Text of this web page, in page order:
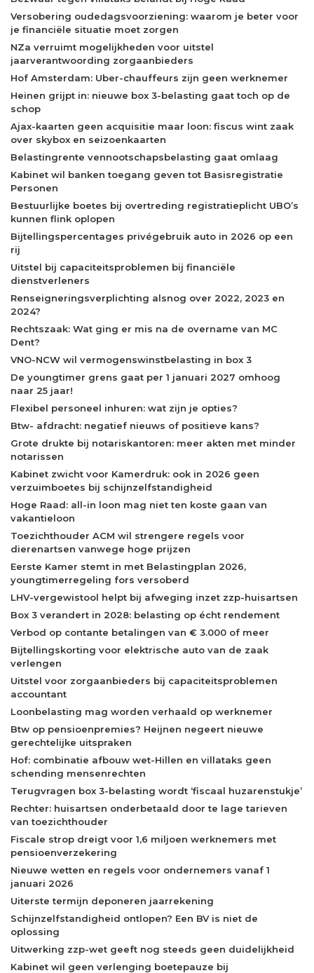
Versobering oudedagsvoorziening: waarom je beter voor
je financiële situatie moet zorgen
NZa verruimt mogelijkheden voor uitstel
jaarverantwoording zorgaanbieders
Hof Amsterdam: Uber-chauffeurs zijn geen werknemer
Heinen grijpt in: nieuwe box 3-belasting gaat toch op de
schop
Ajax-kaarten geen acquisitie maar loon: fiscus wint zaak
over skybox en seizoenkaarten
Belastingrente vennootschapsbelasting gaat omlaag
Kabinet wil banken toegang geven tot Basisregistratie
Personen
Bestuurlijke boetes bij overtreding registratieplicht UBO’s
kunnen flink oplopen
Bijtellingspercentages privégebruik auto in 2026 op een
rij
Uitstel bij capaciteitsproblemen bij financiële
dienstverleners
Renseigneringsverplichting alsnog over 2022, 2023 en
2024?
Rechtszaak: Wat ging er mis na de overname van MC
Dent?
VNO-NCW wil vermogenswinstbelasting in box 3
De youngtimer grens gaat per 1 januari 2027 omhoog
naar 25 jaar!
Flexibel personeel inhuren: wat zijn je opties?
Btw- afdracht: negatief nieuws of positieve kans?
Grote drukte bij notariskantoren: meer akten met minder
notarissen
Kabinet zwicht voor Kamerdruk: ook in 2026 geen
verzuimboetes bij schijnzelfstandigheid
Hoge Raad: all-in loon mag niet ten koste gaan van
vakantieloon
Toezichthouder ACM wil strengere regels voor
dierenartsen vanwege hoge prijzen
Eerste Kamer stemt in met Belastingplan 2026,
youngtimerregeling fors versoberd
LHV-vergewistool helpt bij afweging inzet zzp-huisartsen
Box 3 verandert in 2028: belasting op écht rendement
Verbod op contante betalingen van € 3.000 of meer
Bijtellingskorting voor elektrische auto van de zaak
verlengen
Uitstel voor zorgaanbieders bij capaciteitsproblemen
accountant
Loonbelasting mag worden verhaald op werknemer
Btw op pensioenpremies? Heijnen negeert nieuwe
gerechtelijke uitspraken
Hof: combinatie afbouw wet-Hillen en villataks geen
schending mensenrechten
Terugvragen box 3-belasting wordt ‘fiscaal huzarenstukje’
Rechter: huisartsen onderbetaald door te lage tarieven
van toezichthouder
Fiscale strop dreigt voor 1,6 miljoen werknemers met
pensioenverzekering
Nieuwe wetten en regels voor ondernemers vanaf 1
januari 2026
Uiterste termijn deponeren jaarrekening
Schijnzelfstandigheid ontlopen? Een BV is niet de
oplossing
Uitwerking zzp-wet geeft nog steeds geen duidelijkheid
Kabinet wil geen verlenging boetepauze bij